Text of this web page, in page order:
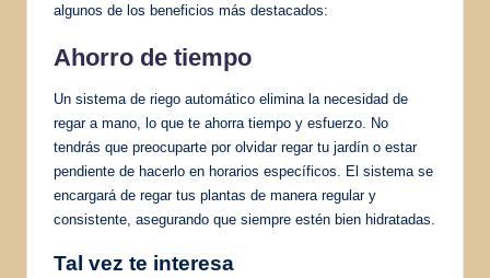
algunos de los beneficios más destacados:
Ahorro de tiempo
Un sistema de riego automático elimina la necesidad de
regar a mano, lo que te ahorra tiempo y esfuerzo. No
tendrás que preocuparte por olvidar regar tu jardín o estar
pendiente de hacerlo en horarios específicos. El sistema se
encargará de regar tus plantas de manera regular y
consistente, asegurando que siempre estén bien hidratadas.
Tal vez te interesa